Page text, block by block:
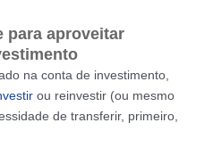
para aproveitar
na conta de investimento,
ou reinvestir (ou mesmo
de transferir, primeiro,